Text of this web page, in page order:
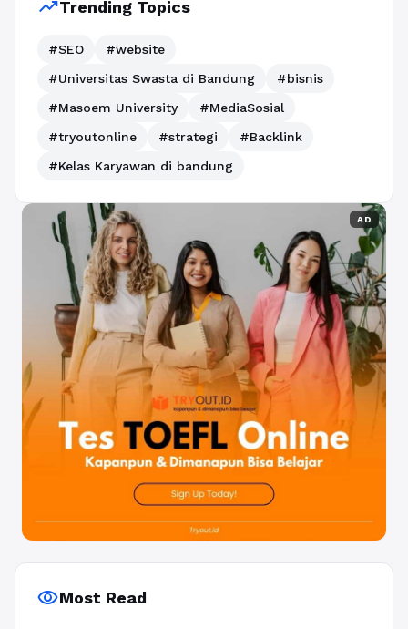
trending_upTrending Topics
#SEO
#website
#Universitas Swasta di Bandung
#bisnis
#Masoem University
#MediaSosial
#tryoutonline
#strategi
#Backlink
#Kelas Karyawan di bandung
AD
visibilityMost Read